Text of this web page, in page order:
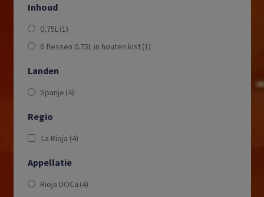
Inhoud
0,75L (1)
6 flessen 0.75L in houten kist(1)
Landen
Spanje (4)
Regio
La Rioja (4)
Appellatie
Rioja DOCa (4)